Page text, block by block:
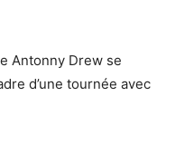
Antonny Drew se
d’une tournée avec